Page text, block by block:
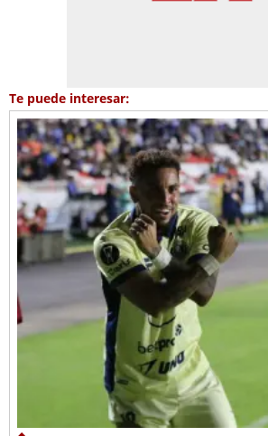
Te puede interesar: